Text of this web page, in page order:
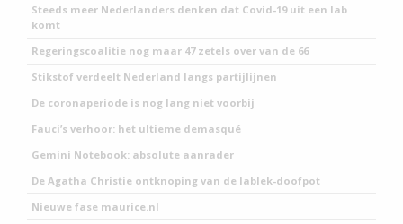
Steeds meer Nederlanders denken dat Covid-19 uit een lab
komt
Regeringscoalitie nog maar 47 zetels over van de 66
Stikstof verdeelt Nederland langs partijlijnen
De coronaperiode is nog lang niet voorbij
Fauci’s verhoor: het ultieme demasqué
Gemini Notebook: absolute aanrader
De Agatha Christie ontknoping van de lablek-doofpot
Nieuwe fase maurice.nl